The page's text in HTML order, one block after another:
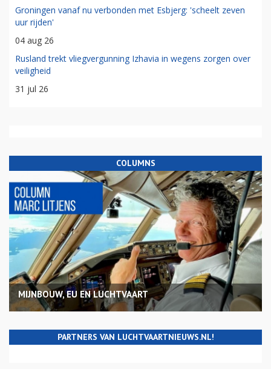
Groningen vanaf nu verbonden met Esbjerg: 'scheelt zeven
uur rijden'
04 aug 26
Rusland trekt vliegvergunning Izhavia in wegens zorgen over
veiligheid
31 jul 26
COLUMNS
MIJNBOUW, EU EN LUCHTVAART
PARTNERS VAN LUCHTVAARTNIEUWS.NL!